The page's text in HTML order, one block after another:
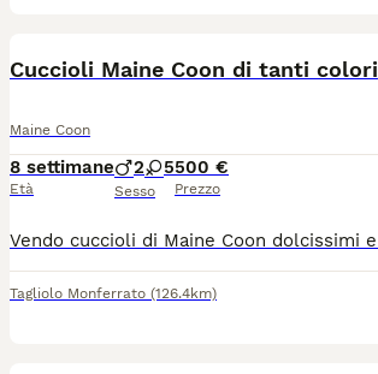
Cuccioli Maine Coon di tanti colori
Maine Coon
8 settimane
Età
2 5
Sesso
500 €
Prezzo
Tagliolo Monferrato (126.4km)